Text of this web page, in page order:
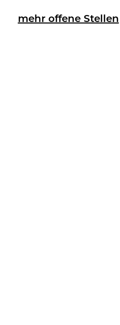
mehr of­fe­ne Stel­len